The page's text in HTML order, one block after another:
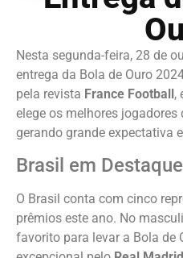
Nesta segunda-feira, 28 de
entrega da Bola de Ouro
pela revista France Football,
elege os melhores
gerando grande expectativa
Brasil em Destaque
O Brasil conta com cinco
prêmios este ano. No
favorito para levar a Bola de